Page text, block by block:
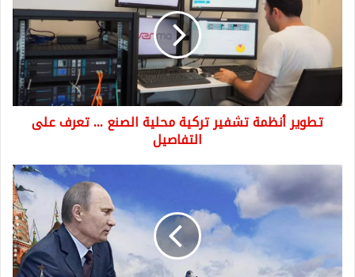
تشفير
محلية
الصنع
...
على
التفاصيل
تطوير أنظمة تشفير تركية محلية الصنع ... تعرف على
التفاصيل
بوتين
يُدوزِن
الشرق
الأوسط
طريقته
..